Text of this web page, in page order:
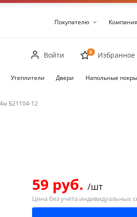
Покупателю Компания
Войти 0 Избранное
Утеплители Двери Напольные
Б21104-12
59 руб. /шт
Цена без учёта индивидуальных